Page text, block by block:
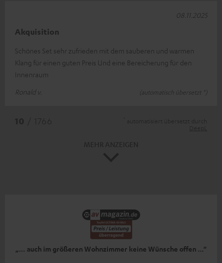
Akquisition
Schönes Set sehr zufrieden mit dem sauberen und warmen
Klang für einen guten Preis Und eine Bereicherung für den
Innenraum
Ronald v.
(automatisch übersetzt *)
08.11.2025
„… auch im größeren Wohnzimmer keine Wünsche offen ...“